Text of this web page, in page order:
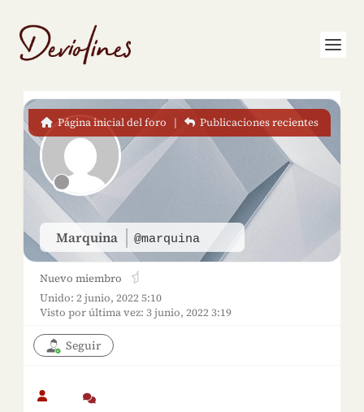
Marquina @marquina
Página inicial del foro | Publicaciones recientes
Nuevo miembro
Unido: 2 junio, 2022 5:10
Visto por última vez: 3 junio, 2022 3:19
Seguir